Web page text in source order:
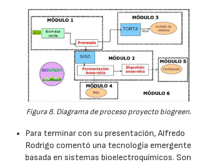
Figura 8. Diagrama de proceso proyecto biogreen.
Para terminar con su presentación, Alfredo
Rodrigo comentó una tecnología emergente
basada en sistemas bioelectroquímicos. Son